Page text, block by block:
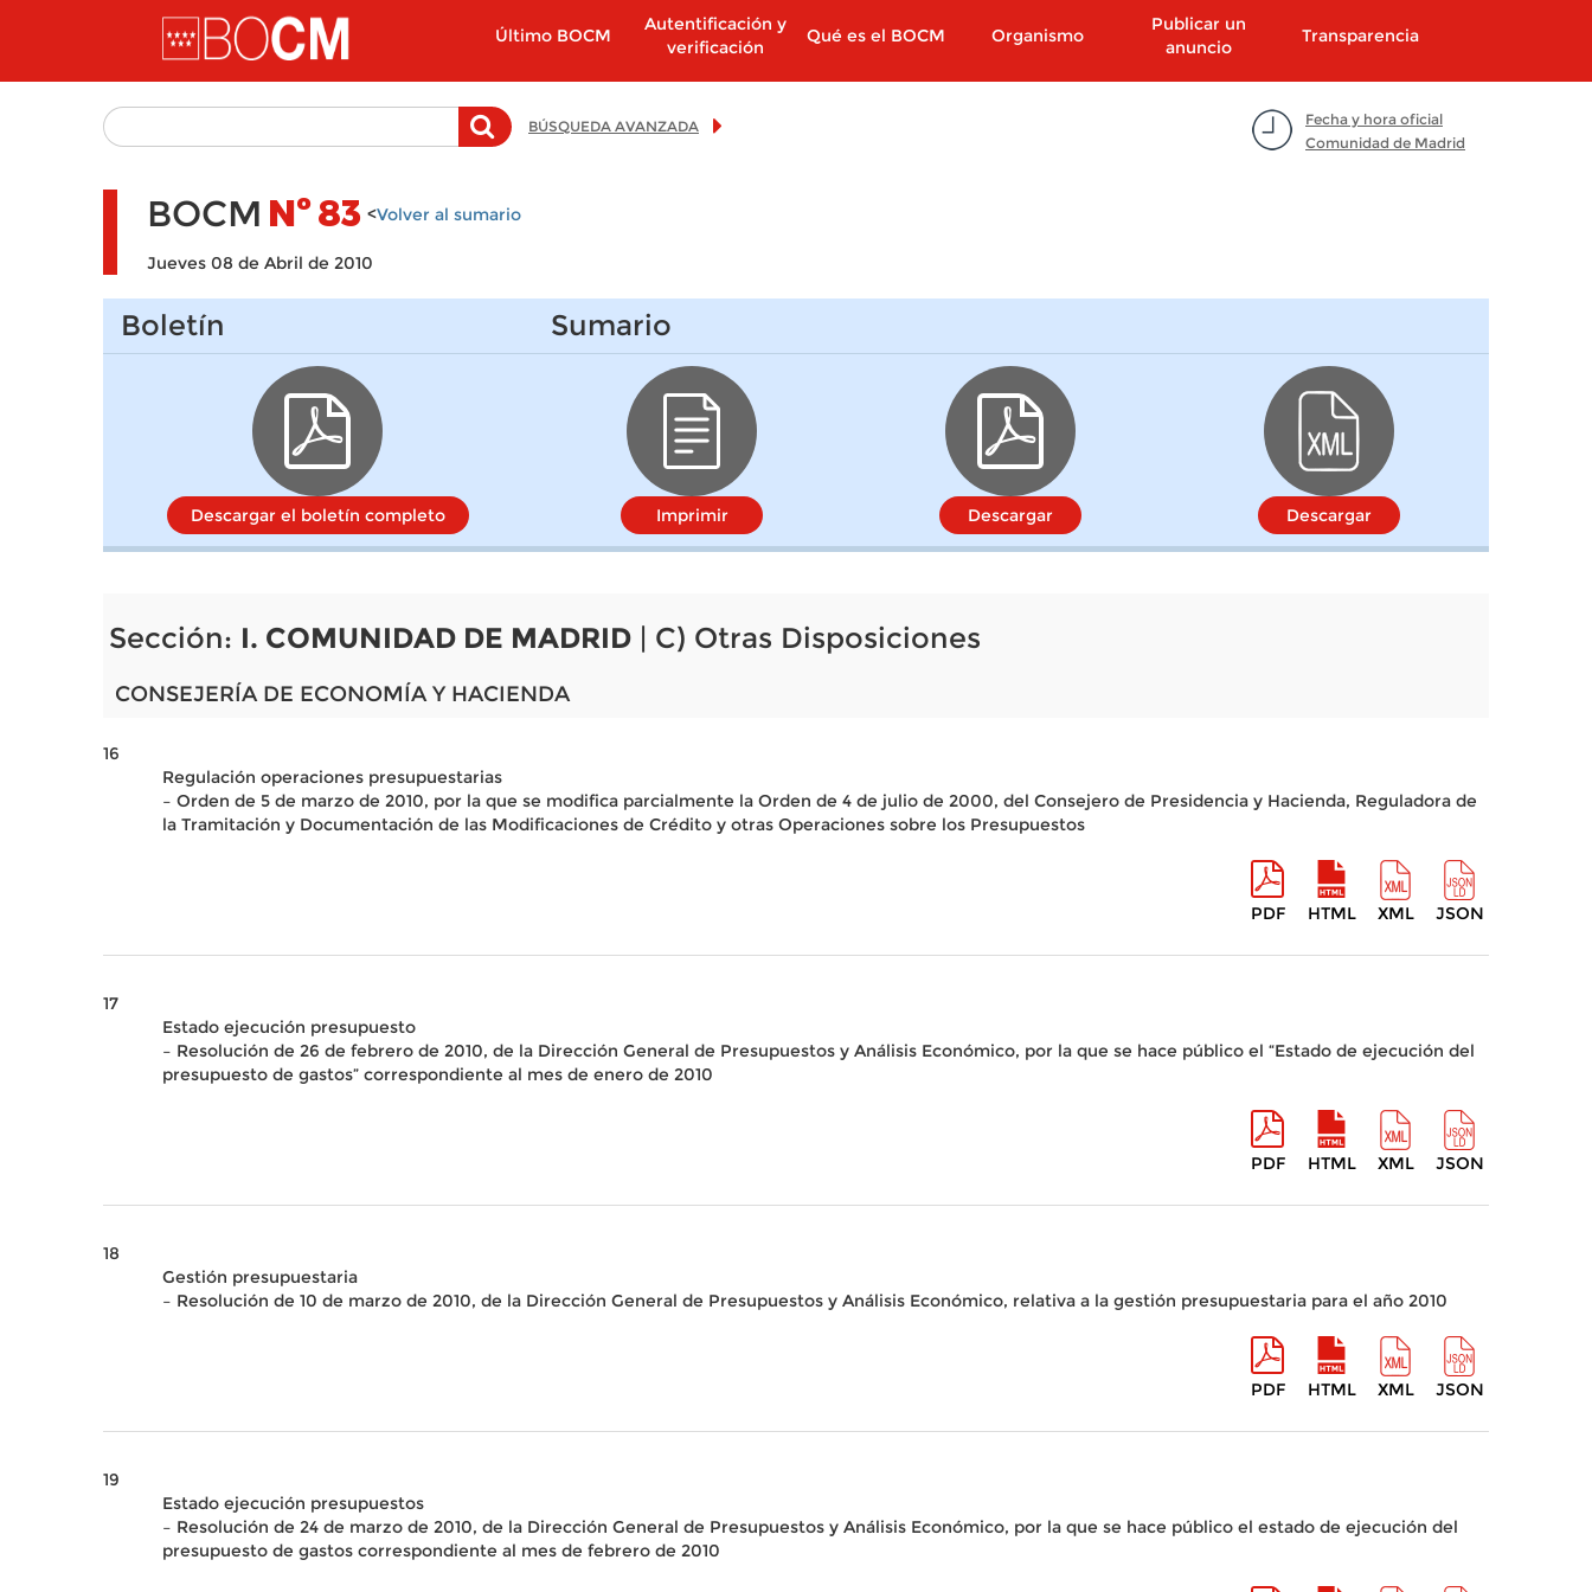
Pasar al contenido principal
Último BOCM
Autentificación y
verificación
Qué es el BOCM Organismo
Publicar un
anuncio
Transparencia
Fecha y hora oficial
Comunidad de Madrid
BÚSQUEDA AVANZADA
BOCM Nº83 <Volver al sumario
Jueves 08 de Abril de 2010
Boletín
Descargar el boletín completo
Sumario
Imprimir Descargar Descargar
Sección: I. COMUNIDAD DE MADRID | C) Otras Disposiciones
CONSEJERÍA DE ECONOMÍA Y HACIENDA
16
Regulación operaciones presupuestarias
– Orden de 5 de marzo de 2010, por la que se modifica parcialmente la Orden de 4 de julio de 2000, del Consejero de Presidencia y Hacienda, Reguladora de
la Tramitación y Documentación de las Modificaciones de Crédito y otras Operaciones sobre los Presupuestos
PDF HTML XML JSON
17
Estado ejecución presupuesto
– Resolución de 26 de febrero de 2010, de la Dirección General de Presupuestos y Análisis Económico, por la que se hace público el “Estado de ejecución del
presupuesto de gastos” correspondiente al mes de enero de 2010
PDF HTML XML JSON
18
Gestión presupuestaria
– Resolución de 10 de marzo de 2010, de la Dirección General de Presupuestos y Análisis Económico, relativa a la gestión presupuestaria para el año 2010
PDF HTML XML JSON
19
Estado ejecución presupuestos
– Resolución de 24 de marzo de 2010, de la Dirección General de Presupuestos y Análisis Económico, por la que se hace público el estado de ejecución del
presupuesto de gastos correspondiente al mes de febrero de 2010